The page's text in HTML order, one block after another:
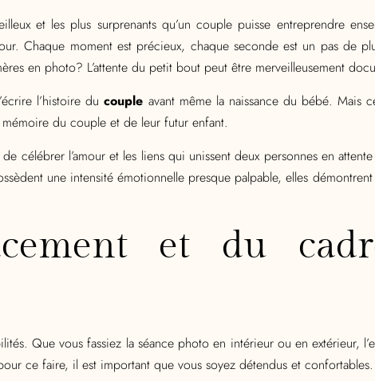
et les plus surprenants qu’un couple puisse entreprendre
Chaque moment est précieux, chaque seconde est un pas de
en photo? L’attente du petit bout peut être merveilleusement
l’histoire ducouple avant même la naissance du bébé. Mais
mémoire du couple et de leur futur enfant.
célébrer l’amour et les liens qui unissent deux personnes en
une intensité émotionnelle presque palpable, elles
et du
Que vous fassiez la séance photo en intérieur ou en extérieur,
ce faire, il est important que vous soyez détendus et confortables.